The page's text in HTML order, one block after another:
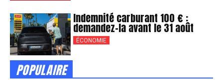
Indemnité carburant 100 € :
demandez-la avant le 31 août
ÉCONOMIE
POPULAIRE